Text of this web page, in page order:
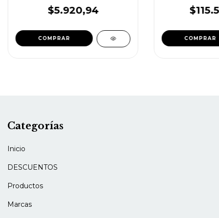
$5.920,94
Categorías
Inicio
DESCUENTOS
Productos
Marcas